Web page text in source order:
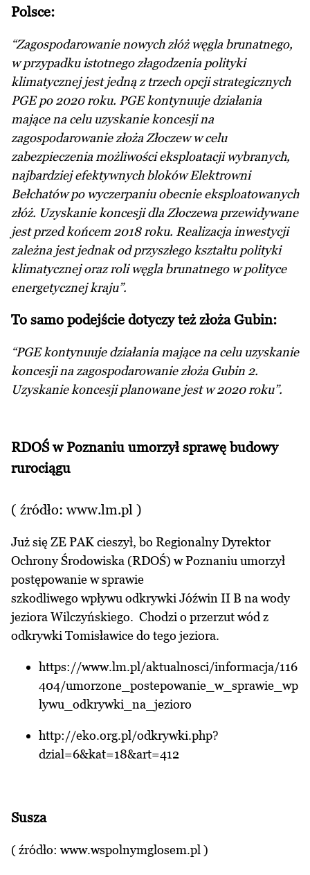
Polsce:
“Zagospodarowanie nowych złóż węgla brunatnego,
w przypadku istotnego złagodzenia polityki
klimatycznej jest jedną z trzech opcji strategicznych
PGE po 2020 roku. PGE kontynuuje działania
mające na celu uzyskanie koncesji na
zagospodarowanie złoża Złoczew w celu
zabezpieczenia możliwości eksploatacji wybranych,
najbardziej efektywnych bloków Elektrowni
Bełchatów po wyczerpaniu obecnie eksploatowanych
złóż. Uzyskanie koncesji dla Złoczewa przewidywane
jest przed końcem 2018 roku. Realizacja inwestycji
zależna jest jednak od przyszłego kształtu polityki
klimatycznej oraz roli węgla brunatnego w polityce
energetycznej kraju”.
To samo podejście dotyczy też złoża Gubin:
“PGE kontynuuje działania mające na celu uzyskanie
koncesji na zagospodarowanie złoża Gubin 2.
Uzyskanie koncesji planowane jest w 2020 roku”.
RDOŚ w Poznaniu umorzył sprawę budowy
rurociągu
( źródło: www.lm.pl )
Już się ZE PAK cieszył, bo Regionalny Dyrektor
Ochrony Środowiska (RDOŚ) w Poznaniu umorzył
postępowanie w sprawie
szkodliwego wpływu odkrywki Jóźwin II B na wody
jeziora Wilczyńskiego. Chodzi o przerzut wód z
odkrywki Tomisławice do tego jeziora.
https://www.lm.pl/aktualnosci/informacja/116
404/umorzone_postepowanie_w_sprawie_wp
lywu_odkrywki_na_jezioro
http://eko.org.pl/odkrywki.php?
dzial=6&kat=18&art=412
Susza
( źródło: www.wspolnymglosem.pl )